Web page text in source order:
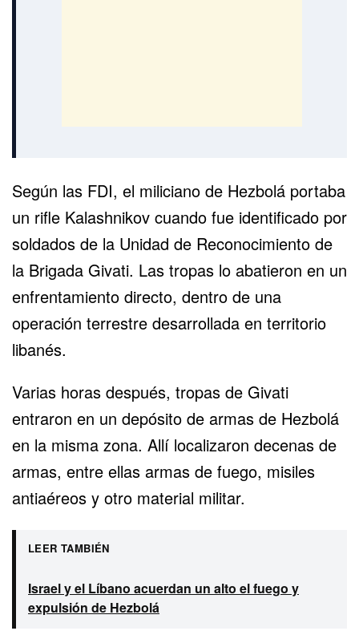
Según las FDI, el miliciano de Hezbolá portaba
un rifle Kalashnikov cuando fue identificado por
soldados de la Unidad de Reconocimiento de
la Brigada Givati. Las tropas lo abatieron en un
enfrentamiento directo, dentro de una
operación terrestre desarrollada en territorio
libanés.
Varias horas después, tropas de Givati
entraron en un depósito de armas de Hezbolá
en la misma zona. Allí localizaron decenas de
armas, entre ellas armas de fuego, misiles
antiaéreos y otro material militar.
LEER TAMBIÉN
Israel y el Líbano acuerdan un alto el fuego y
expulsión de Hezbolá